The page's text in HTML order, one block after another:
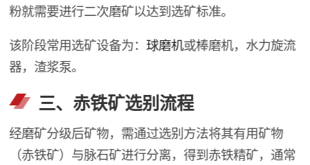
粉就需要进行二次磨矿以达到选矿标准。
该阶段常用选矿设备为：球磨机或棒磨机，水力旋流
器，渣浆泵。
三、赤铁矿选别流程
经磨矿分级后矿物，需通过选别方法将其有用矿物
（赤铁矿）与脉石矿进行分离，得到赤铁精矿，通常